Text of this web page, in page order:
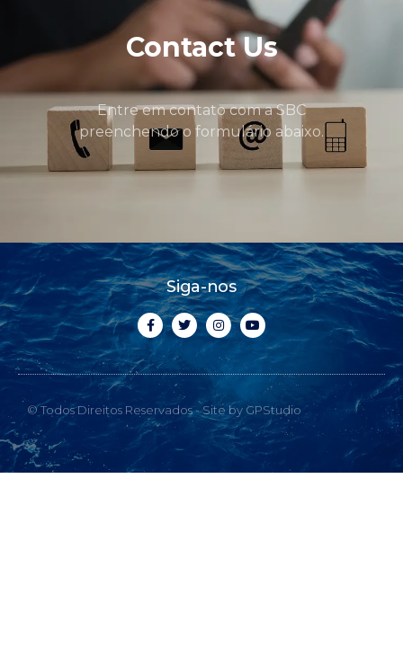
Contact Us
Entre em contato com a SBC
preenchendo o formulário abaixo.
Siga-nos
© Todos Direitos Reservados - Site by GPStudio